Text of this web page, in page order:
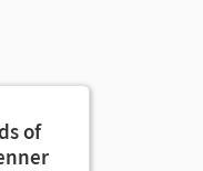
of